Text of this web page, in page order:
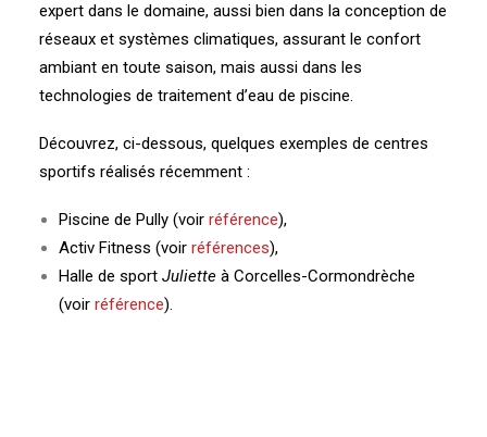
expert dans le domaine, aussi bien dans la conception de
réseaux et systèmes climatiques, assurant le confort
ambiant en toute saison, mais aussi dans les
technologies de traitement d’eau de piscine.
Découvrez, ci-dessous, quelques exemples de centres
sportifs réalisés récemment :
Piscine de Pully (voir référence),
Activ Fitness (voir références),
Halle de sport Juliette à Corcelles-Cormondrèche
(voir référence).